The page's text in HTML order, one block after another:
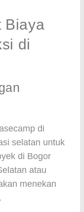
Biaya
di
di
selatan untuk
di Bogor
atau
menekan